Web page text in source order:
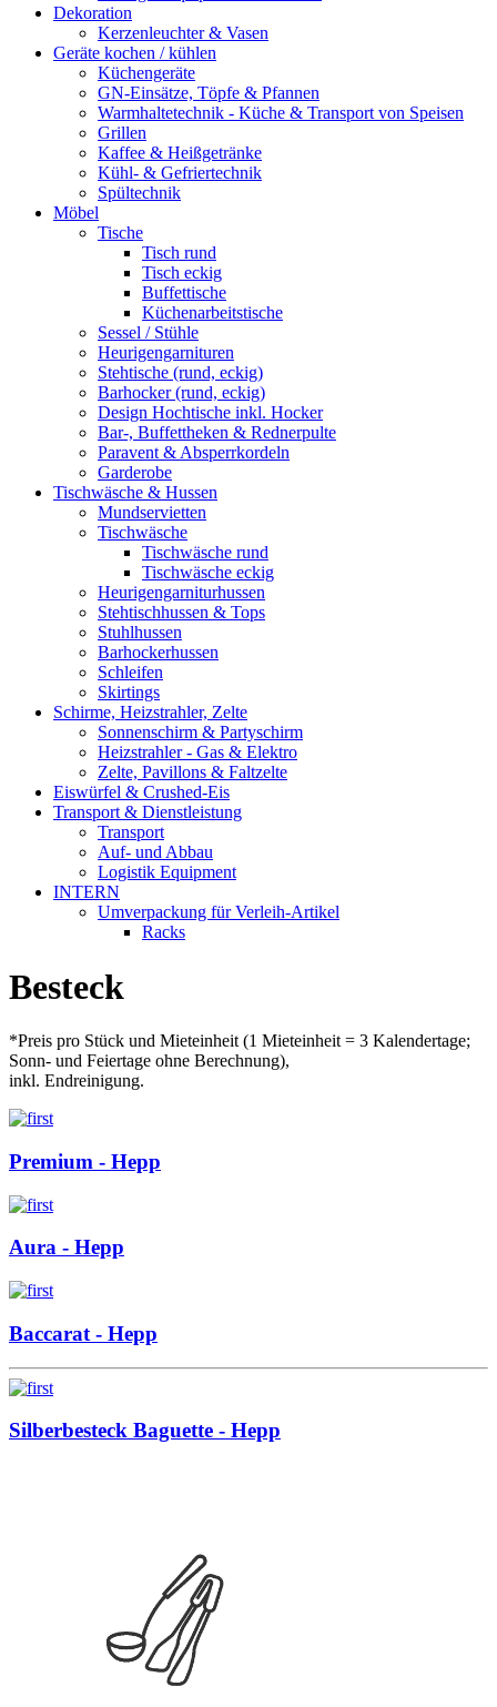
Dekoration
Kerzenleuchter & Vasen
Geräte kochen / kühlen
Küchengeräte
GN-Einsätze, Töpfe & Pfannen
Warmhaltetechnik - Küche & Transport von Speisen
Grillen
Kaffee & Heißgetränke
Kühl- & Gefriertechnik
Spültechnik
Möbel
Tische
Tisch rund
Tisch eckig
Buffettische
Küchenarbeitstische
Sessel / Stühle
Heurigengarnituren
Stehtische (rund, eckig)
Barhocker (rund, eckig)
Design Hochtische inkl. Hocker
Bar-, Buffettheken & Rednerpulte
Paravent & Absperrkordeln
Garderobe
Tischwäsche & Hussen
Mundservietten
Tischwäsche
Tischwäsche rund
Tischwäsche eckig
Heurigengarniturhussen
Stehtischhussen & Tops
Stuhlhussen
Barhockerhussen
Schleifen
Skirtings
Schirme, Heizstrahler, Zelte
Sonnenschirm & Partyschirm
Heizstrahler - Gas & Elektro
Zelte, Pavillons & Faltzelte
Eiswürfel & Crushed-Eis
Transport & Dienstleistung
Transport
Auf- und Abbau
Logistik Equipment
INTERN
Umverpackung für Verleih-Artikel
Racks
Besteck
*Preis pro Stück und Mieteinheit (1 Mieteinheit = 3 Kalendertage;
Sonn- und Feiertage ohne Berechnung),
inkl. Endreinigung.
Premium - Hepp
Aura - Hepp
Baccarat - Hepp
Silberbesteck Baguette - Hepp